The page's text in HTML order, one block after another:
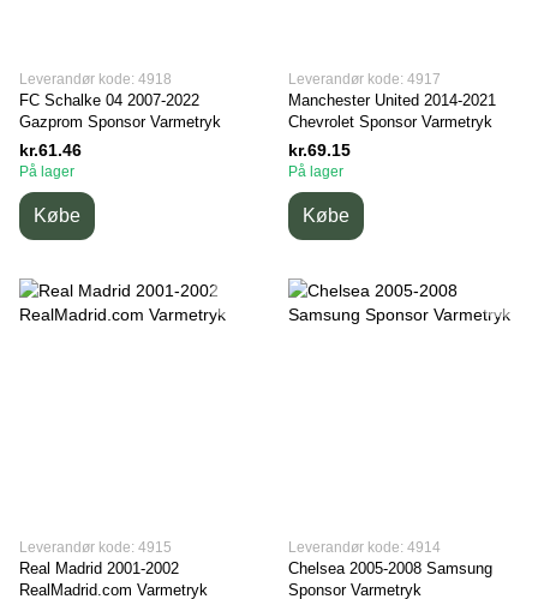
Leverandør kode: 4918
FC Schalke 04 2007-2022
Gazprom Sponsor Varmetryk
kr.61.46
På lager
Købe
Leverandør kode: 4917
Manchester United 2014-2021
Chevrolet Sponsor Varmetryk
kr.69.15
På lager
Købe
Leverandør kode: 4915
Real Madrid 2001-2002
RealMadrid.com Varmetryk
Leverandør kode: 4914
Chelsea 2005-2008 Samsung
Sponsor Varmetryk